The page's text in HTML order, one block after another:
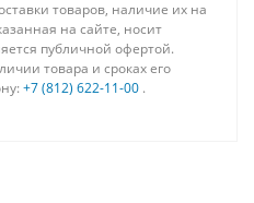
товаров, наличие их на
на сайте, носит
публичной офертой.
товара и сроках его
+7 (812) 622-11-00 .